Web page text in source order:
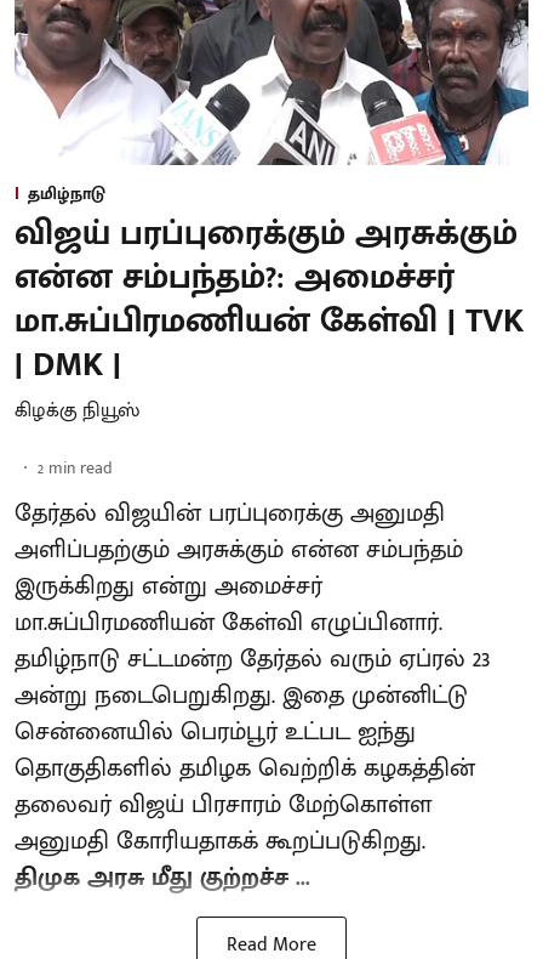
தமிழ்நாடு
விஜய் பரப்புரைக்கும் அரசுக்கும்
என்ன சம்பந்தம்?: அமைச்சர்
மா.சுப்பிரமணியன் கேள்வி | TVK
| DMK |
கிழக்கு நியூஸ்
2 min read
தேர்தல் விஜயின் பரப்புரைக்கு அனுமதி
அளிப்பதற்கும் அரசுக்கும் என்ன சம்பந்தம்
இருக்கிறது என்று அமைச்சர்
மா.சுப்பிரமணியன் கேள்வி எழுப்பினார்.
தமிழ்நாடு சட்டமன்ற தேர்தல் வரும் ஏப்ரல் 23
அன்று நடைபெறுகிறது. இதை முன்னிட்டு
சென்னையில் பெரம்பூர் உட்பட ஐந்து
தொகுதிகளில் தமிழக வெற்றிக் கழகத்தின்
தலைவர் விஜய் பிரசாரம் மேற்கொள்ள
அனுமதி கோரியதாகக் கூறப்படுகிறது.
திமுக அரசு மீது குற்றச்ச ...
Read More